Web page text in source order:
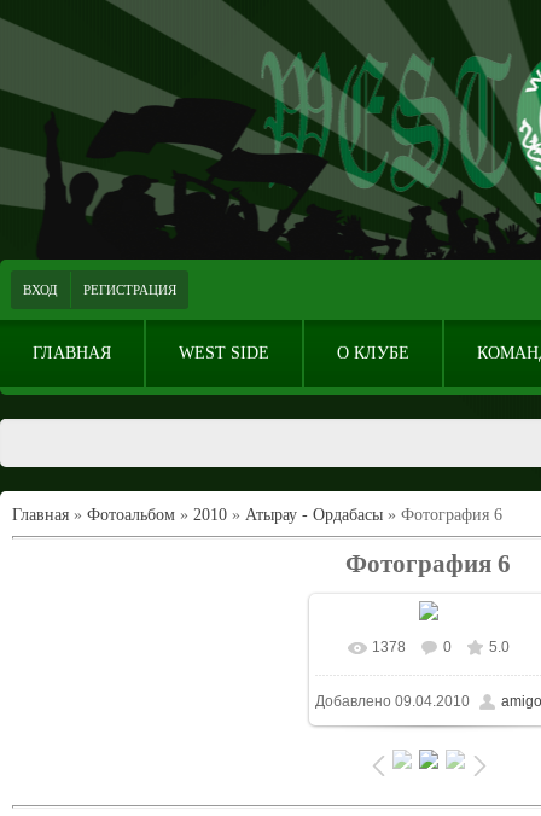
ВХОД РЕГИСТРАЦИЯ
ГЛАВНАЯ WEST SIDE О КЛУБЕ
Главная » Фотоальбом » 2010 » Атырау - Ордабасы » Фотография 6
Фотография 6
В реальном размере
1024x768/ 118.0Kb
1378 0 5.0
Добавлено 09.04.2010 amigo